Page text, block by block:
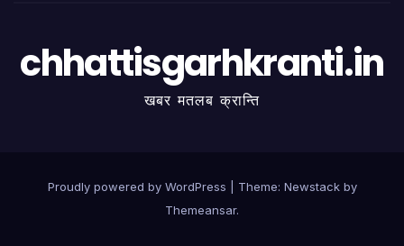
chhattisgarhkranti.in
खबर मतलब क्रान्ति
Proudly powered by WordPress Theme: Newstackby
Themeansar.